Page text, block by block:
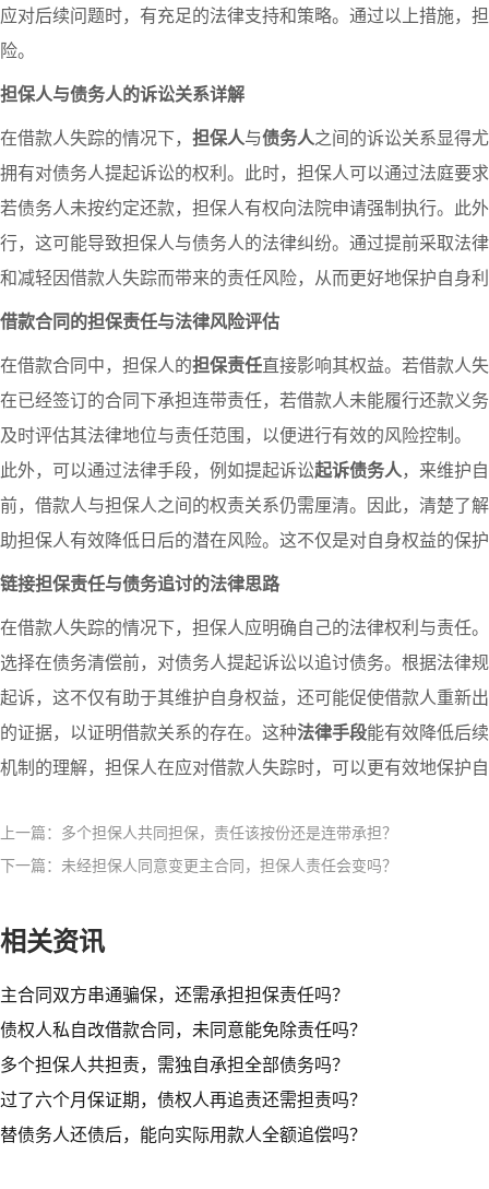
应对后续问题时，有充足的法律支持和策略。通过以上措施，
险。
担保人与债务人的诉讼关系详解
在借款人失踪的情况下， 担保人与债务人之间的诉讼关系显得
拥有对债务人提起诉讼的权利。此时，担保人可以通过法庭要
若债务人未按约定还款，担保人有权向法院申请强制执行。此
行，这可能导致担保人与债务人的法律纠纷。通过提前采取法
和减轻因借款人失踪而带来的责任风险，从而更好地保护自身
借款合同的担保责任与法律风险评估
在借款合同中，担保人的担保责任直接影响其权益。若借款人
在已经签订的合同下承担连带责任，若借款人未能履行还款义
及时评估其法律地位与责任范围，以便进行有效的风险控制。
此外，可以通过法律手段，例如提起诉讼起诉债务人，来维护
前，借款人与担保人之间的权责关系仍需厘清。因此，清楚了
助担保人有效降低日后的潜在风险。这不仅是对自身权益的保
链接担保责任与债务追讨的法律思路
在借款人失踪的情况下，担保人应明确自己的法律权利与责任。
选择在债务清偿前，对债务人提起诉讼以追讨债务。根据法律
起诉，这不仅有助于其维护自身权益，还可能促使借款人重新
的证据，以证明借款关系的存在。这种法律手段能有效降低后
机制的理解，担保人在应对借款人失踪时，可以更有效地保护
上一篇：多个担保人共同担保，责任该按份还是连带承担？
下一篇：未经担保人同意变更主合同，担保人责任会变吗？
相关资讯
主合同双方串通骗保，还需承担担保责任吗？
债权人私自改借款合同，未同意能免除责任吗？
多个担保人共担责，需独自承担全部债务吗？
过了六个月保证期，债权人再追责还需担责吗？
替债务人还债后，能向实际用款人全额追偿吗？